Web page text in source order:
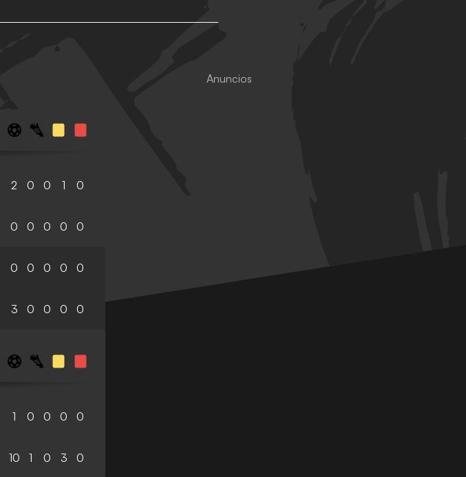
2 0 0 1 0
0 0 0 0 0
0 0 0 0 0
3 0 0 0 0
1 0 0 0 0
10 1 0 3 0